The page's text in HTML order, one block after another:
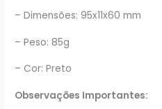
– Dimensões: 95x11x60 mm
– Peso: 85g
– Cor: Preto
Observações Importantes: